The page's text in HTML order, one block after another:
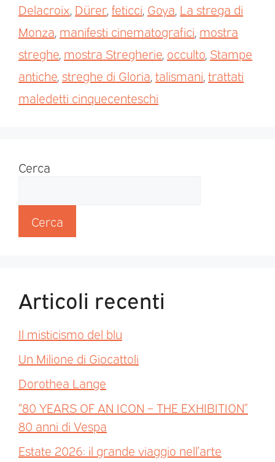
Delacroix Dürer feticci Goya La strega di
Monza manifesti cinematografici mostra
streghe mostra Stregherie occulto Stampe
antiche streghe di Gloria talismani trattati
maledetti cinquecenteschi
Cerca
Cerca
Articoli recenti
Il misticismo del blu
Un Milione di Giocattoli
Dorothea Lange
“80 YEARS OF AN ICON – THE EXHIBITION”
80 anni di Vespa
Estate 2026: il grande viaggio nell’arte